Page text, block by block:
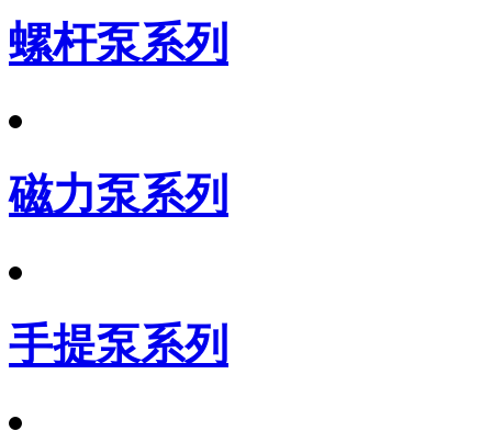
螺杆泵系列
磁力泵系列
手提泵系列